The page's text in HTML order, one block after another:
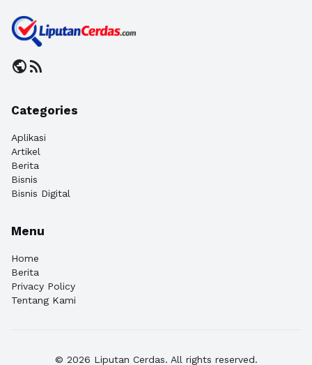
publicrss_feed
Categories
Aplikasi
Artikel
Berita
Bisnis
Bisnis Digital
Menu
Home
Berita
Privacy Policy
Tentang Kami
© 2026 Liputan Cerdas. All rights reserved.